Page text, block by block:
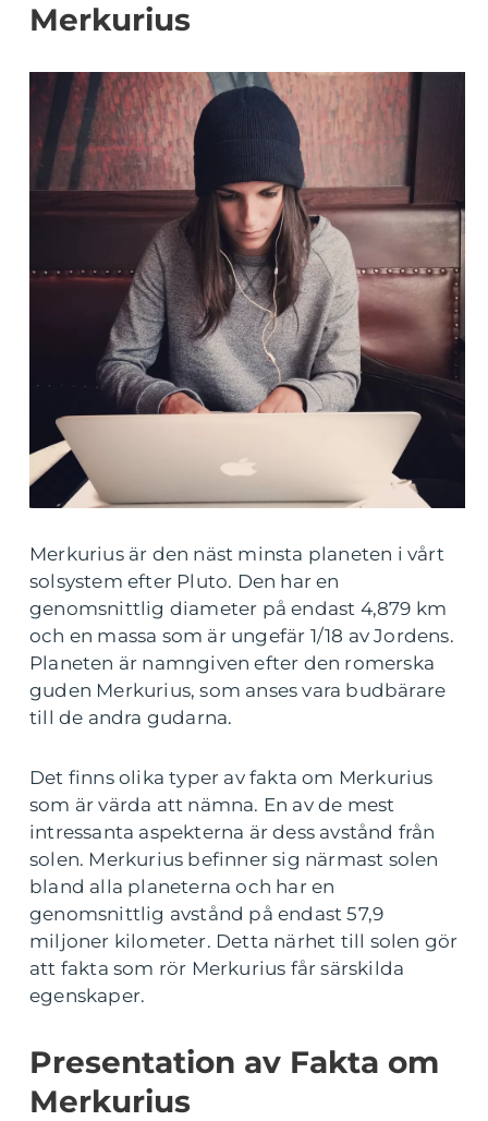
Merkurius
Merkurius är den näst minsta planeten i vårt
solsystem efter Pluto. Den har en
genomsnittlig diameter på endast 4,879 km
och en massa som är ungefär 1/18 av Jordens.
Planeten är namngiven efter den romerska
guden Merkurius, som anses vara budbärare
till de andra gudarna.
Det finns olika typer av fakta om Merkurius
som är värda att nämna. En av de mest
intressanta aspekterna är dess avstånd från
solen. Merkurius befinner sig närmast solen
bland alla planeterna och har en
genomsnittlig avstånd på endast 57,9
miljoner kilometer. Detta närhet till solen gör
att fakta som rör Merkurius får särskilda
egenskaper.
Presentation av Fakta om
Merkurius